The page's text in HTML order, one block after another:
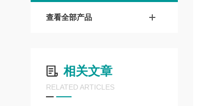
查看全部产品
相关文章
RELATED ARTICLES